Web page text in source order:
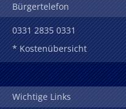
Bürgertelefon
0331 2835 0331
* Kostenübersicht
Wichtige Links